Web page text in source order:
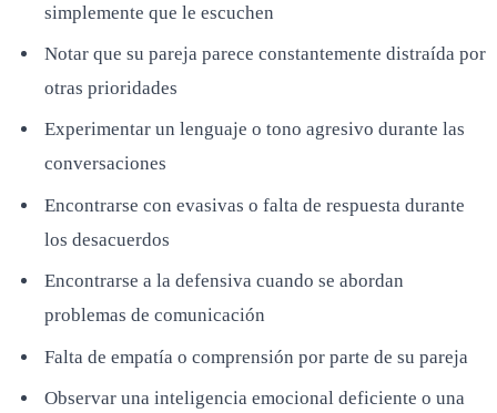
simplemente que le escuchen
Notar que su pareja parece constantemente distraída por
otras prioridades
Experimentar un lenguaje o tono agresivo durante las
conversaciones
Encontrarse con evasivas o falta de respuesta durante
los desacuerdos
Encontrarse a la defensiva cuando se abordan
problemas de comunicación
Falta de empatía o comprensión por parte de su pareja
Observar una inteligencia emocional deficiente o una